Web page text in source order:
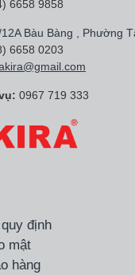
6658 9858
Bàu Bàng , Phường
6658 0203
0967 719 333
định
mật
hàng